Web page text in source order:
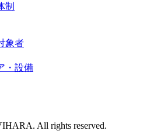
制
象者
・設備
All rights reserved.